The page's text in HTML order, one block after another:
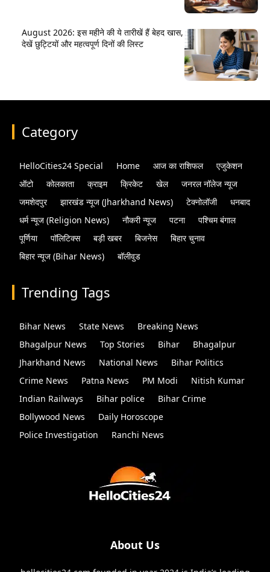
August 2026: इस महीने की ये तारीखें हैं बेहद खास,
देखें छुट्टियों और महत्वपूर्ण दिनों की लिस्ट
Category
HelloCities24 Special Home आज का राशिफल
एजुकेशन
ऑटो
कोलकाता क्राइम क्रिकेट खेल
जनरल नॉलेज न्यूज
जमशेदपुर
झारखंड न्यूज (Jharkhand News) टेक्नोलॉजी
धनबाद
धर्म न्यूज (Religion News)
नौकरी न्यूज पटना
पश्चिम बंगाल
पूर्णिया
पॉलिटिक्स बड़ी खबर बिजनेस
बिहार चुनाव
बिहार न्यूज (Bihar News)
बॉलीवुड
Trending Tags
Bihar News State News
Breaking News
Bhagalpur News
Top Stories Bihar
Bhagalpur
Jharkhand News
National News
Bihar Politics
Crime News
Patna News PM Modi
Nitish Kumar
Indian Railways
Bihar police
Bihar Crime
Bollywood News
Daily Horoscope
Police Investigation
Ranchi News
About Us